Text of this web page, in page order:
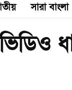
সারা বাংলা
ভিডিও